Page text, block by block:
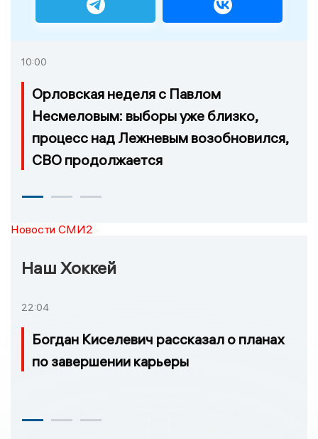
10:00
Орловская неделя с Павлом
Несмеловым: выборы уже близко,
процесс над Лежневым возобновился,
СВО продолжается
Новости СМИ2
Наш Хоккей
22:04
Богдан Киселевич рассказал о планах
по завершении карьеры